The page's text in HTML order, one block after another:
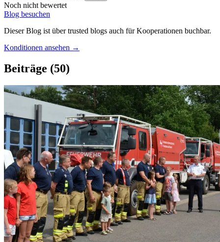
Noch nicht bewertet
Blog besuchen
Dieser Blog ist über trusted blogs auch für Kooperationen buchbar.
Konditionen ansehen →
Beiträge (50)